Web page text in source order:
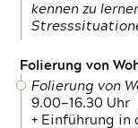
kennen zu
Folierung von
Folierung von
9.00—16.30 Uhr
+ Einführung in